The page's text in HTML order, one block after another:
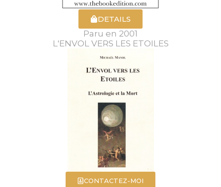
DETAILS
Paru en 2001
L'ENVOL VERS LES ETOILES
CONTACTEZ-MOI